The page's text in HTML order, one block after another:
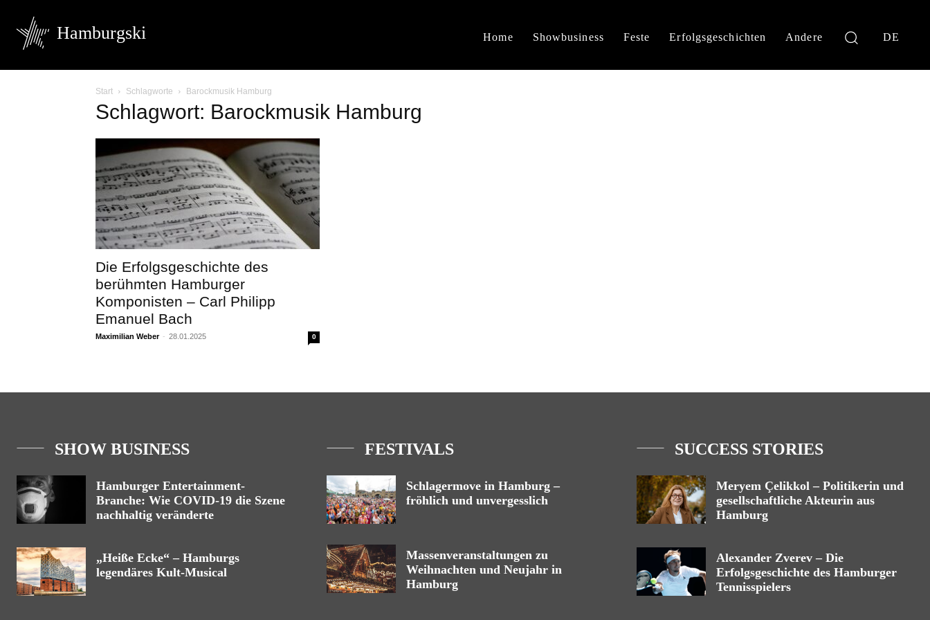
Hamburgski Home Showbusiness Feste Erfolgsgeschichten Andere DE
Start Schlagworte Barockmusik Hamburg
Schlagwort: Barockmusik Hamburg
Die Erfolgsgeschichte des
berühmten Hamburger
Komponisten – Carl Philipp
Emanuel Bach
Maximilian Weber - 28.01.2025 0
SHOW BUSINESS
Hamburger Entertainment-
Branche: Wie COVID-19 die Szene
nachhaltig veränderte
„Heiße Ecke“ – Hamburgs
legendäres Kult-Musical
FESTIVALS
Schlagermove in Hamburg –
fröhlich und unvergesslich
Massenveranstaltungen zu
Weihnachten und Neujahr in
Hamburg
SUCCESS STORIES
Meryem Çelikkol – Politikerin und
gesellschaftliche Akteurin aus
Hamburg
Alexander Zverev – Die
Erfolgsgeschichte des Hamburger
Tennisspielers